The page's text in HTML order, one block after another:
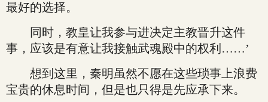
最好的选择。
同时，教皇让我参与进决定主教晋升这件
事，应该是有意让我接触武魂殿中的权利……’
想到这里，秦明虽然不愿在这些琐事上浪费
宝贵的休息时间，但是也只得是先应承下来。